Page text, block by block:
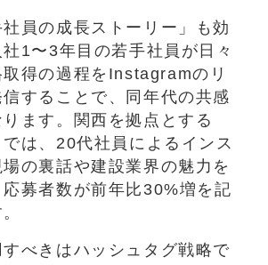
社員の成長ストーリー」も効
1〜3年目の若手社員が日々
得の過程をInstagramのリ
することで、同年代の共感
ます。関西を拠点とする
では、20代社員によるインス
の裏話や建設業界の魅力を
募者数が前年比30%増を記
べきはハッシュタグ戦略で